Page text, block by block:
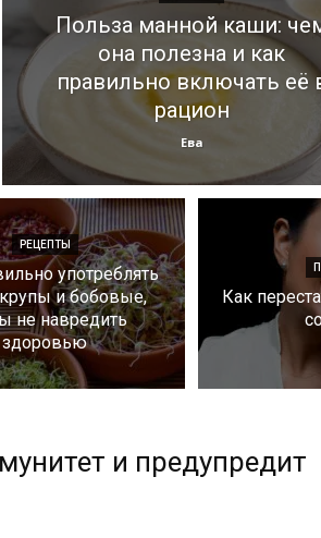
Польза манной каши:
она полезна и как
правильно включать её
рацион
Ева
РЕЦЕПТЫ
употреблять
и бобовые,
не навредить
здоровью
Как
и предупредит